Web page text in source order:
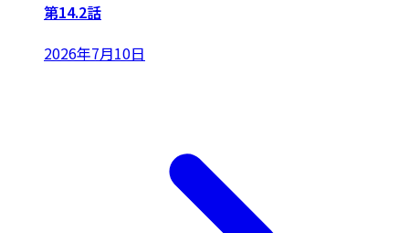
第14.2話
2026年7月10日